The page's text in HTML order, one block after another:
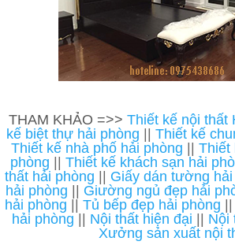
THAM KHẢO =>> Thiết kế nội thất
kế biệt thự hải phòng
Thiết kế
Thiết kế nhà phố hải phòng
Thiết
phòng
Thiết kế khách sạn hải
thất hải phòng
Giấy dán tường hải
hải phòng
Giường ngủ đẹp hải
hải phòng
Tủ bếp đẹp hải phòng
hải phòng
Nội thất hiện đại Nội
Xưởng sản xuất nội